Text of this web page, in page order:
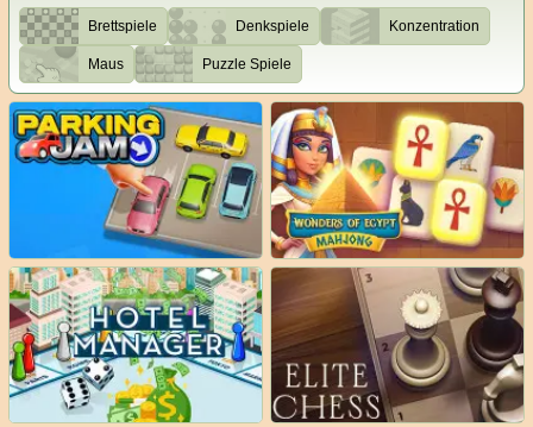
Brettspiele Denkspiele Konzentration
Maus Puzzle Spiele